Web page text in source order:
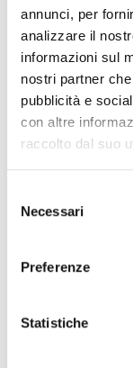
annunci, per
analizzare il
informazioni sul
nostri partner
pubblicità e
con altre
raccolto dal suo
delNecessari
Preferenze
Statistiche
ZLX12-BT
diffusori attivi